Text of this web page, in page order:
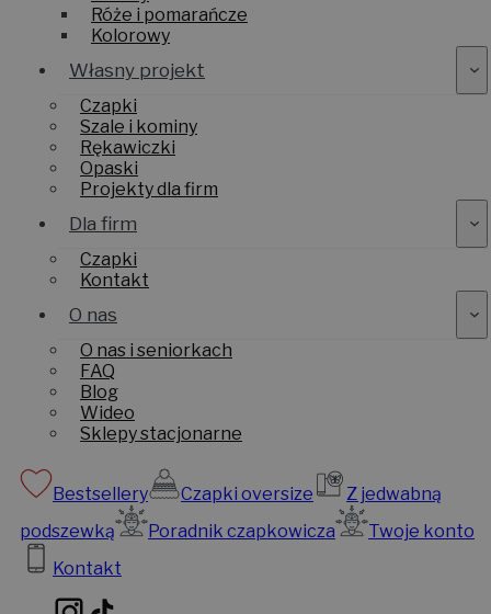
Róże i pomarańcze
Kolorowy
Własny projekt
Czapki
Szale i kominy
Rękawiczki
Opaski
Projekty dla firm
Dla firm
Czapki
Kontakt
O nas
O nas i seniorkach
FAQ
Blog
Wideo
Sklepy stacjonarne
Bestsellery Czapki oversize
Z jedwabną
podszewką
Poradnik czapkowicza
Twoje konto
Kontakt